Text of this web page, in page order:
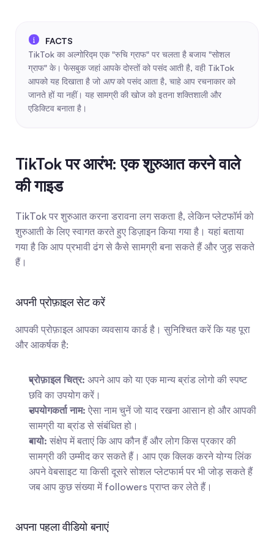
TikTok का अल्गोरिद्म एक "रुचि ग्राफ" पर चलता है बजाय "सोशल
ग्राफ" के। फेसबुक जहां आपके दोस्तों को पसंद आती है, वही TikTok
आपको यह दिखाता है जो आप को पसंद आता है, चाहे आप रचनाकार को
जानते हों या नहीं। यह सामग्री की खोज को इतना शक्तिशाली और
एडिक्टिव बनाता है।
TikTok पर आरंभ: एक शुरुआत करने वाले
की गाइड
TikTok पर शुरुआत करना डरावना लग सकता है, लेकिन प्लेटफॉर्म को
शुरुआती के लिए स्वागत करते हुए डिज़ाइन किया गया है। यहां बताया
गया है कि आप प्रभावी ढंग से कैसे सामग्री बना सकते हैं और जुड़ सकते
हैं।
अपनी प्रोफ़ाइल सेट करें
आपकी प्रोफ़ाइल आपका व्यवसाय कार्ड है। सुनिश्चित करें कि यह पूरा
और आकर्षक है:
प्रोफ़ाइल चित्र: अपने आप को या एक मान्य ब्रांड लोगो की स्पष्ट
छवि का उपयोग करें।
उपयोगकर्ता नाम: ऐसा नाम चुनें जो याद रखना आसान हो और आपकी
सामग्री या ब्रांड से संबंधित हो।
बायो: संक्षेप में बताएं कि आप कौन हैं और लोग किस प्रकार की
सामग्री की उम्मीद कर सकते हैं। आप एक क्लिक करने योग्य लिंक
अपने वेबसाइट या किसी दूसरे सोशल प्लेटफार्म पर भी जोड़ सकते हैं
जब आप कुछ संख्या में followers प्राप्त कर लेते हैं।
अपना पहला वीडियो बनाएं